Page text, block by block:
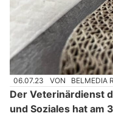
06.07.23 VON BELMEDIA
Der Veterinärdienst
und Soziales hat am